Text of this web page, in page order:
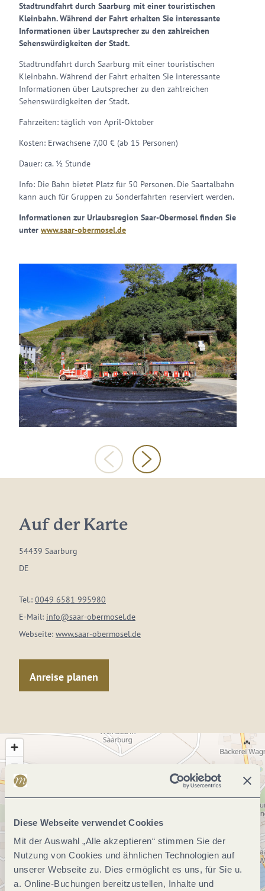
Diese Webseite verwendet Cookies
Mit der Auswahl „Alle akzeptieren“ stimmen Sie der
Nutzung von Cookies und ähnlichen Technologien auf
unserer Webseite zu. Dies ermöglicht es uns, für Sie u.
a. Online-Buchungen bereitzustellen, Inhalte und
Stadtrundfahrt durch Saarburg mit einer touristischen
Kleinbahn. Während der Fahrt erhalten Sie interessante
Informationen über Lautsprecher zu den zahlreichen
Sehenswürdigkeiten der Stadt.
Stadtrundfahrt durch Saarburg mit einer touristischen
Kleinbahn. Während der Fahrt erhalten Sie interessante
Informationen über Lautsprecher zu den zahlreichen
Sehenswürdigkeiten der Stadt.
Fahrzeiten: täglich von April-Oktober
Kosten: Erwachsene 7,00 € (ab 15 Personen)
Dauer: ca. ½ Stunde
Info: Die Bahn bietet Platz für 50 Personen. Die Saartalbahn
kann auch für Gruppen zu Sonderfahrten reserviert werden.
Informationen zur Urlaubsregion Saar-Obermosel finden Sie
unter www.saar-obermosel.de
Auf der Karte
54439 Saarburg
DE
Tel.: 0049 6581 995980
E-Mail: info@saar-obermosel.de
Webseite: www.saar-obermosel.de
Anreise planen